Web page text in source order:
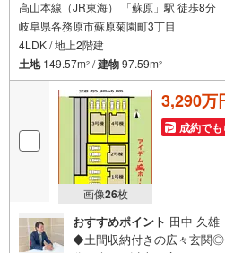
高山本線（JR東海） 「蘇原」駅 徒歩8分
岐阜県各務原市蘇原菊園町3丁目
4LDK / 地上2階建
土地149.57m2 /建物97.59m2
画像26枚
3,290万
成約でも
おすすめポイント 田中 久雄
◆土間収納付きの広々玄関